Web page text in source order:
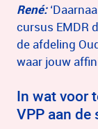
René:
cursus EMDR
de afdeling
waar jouw
In wat voor
VPP aan de